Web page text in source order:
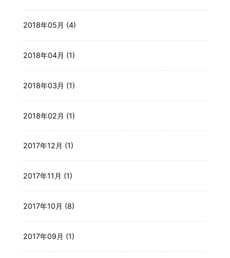
2018年05月 (4)
2018年04月 (1)
2018年03月 (1)
2018年02月 (1)
2017年12月 (1)
2017年11月 (1)
2017年10月 (8)
2017年09月 (1)